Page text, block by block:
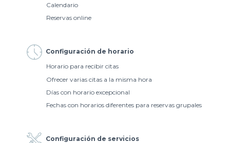
Calendario
Reservas online
Configuración de horario
Horario para recibir citas
Ofrecer varias citas a la misma hora
Días con horario excepcional
Fechas con horarios diferentes para reservas grupales
Configuración de servicios